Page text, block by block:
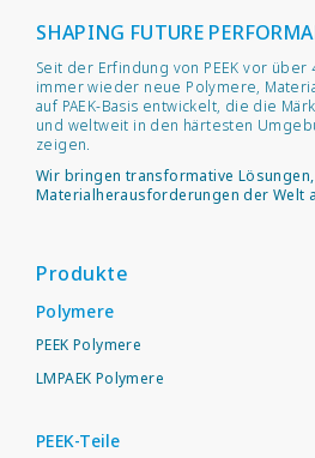
SHAPING FUTURE
Seit der Erfindung von PEEK vor über
immer wieder neue Polymere,
auf PAEK-Basis entwickelt, die die
und weltweit in den härtesten
zeigen.
Wir bringen transformative
Materialherausforderungen der Welt
Produkte
Polymere
PEEK Polymere
LMPAEK Polymere
PEEK-Teile